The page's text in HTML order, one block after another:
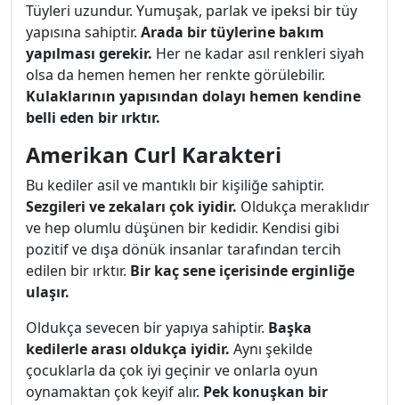
Tüyleri uzundur. Yumuşak, parlak ve ipeksi bir tüy
yapısına sahiptir. Arada bir tüylerine bakım
yapılması gerekir. Her ne kadar asıl renkleri siyah
olsa da hemen hemen her renkte görülebilir.
Kulaklarının yapısından dolayı hemen kendine
belli eden bir ırktır.
Amerikan Curl Karakteri
Bu kediler asil ve mantıklı bir kişiliğe sahiptir.
Sezgileri ve zekaları çok iyidir. Oldukça meraklıdır
ve hep olumlu düşünen bir kedidir. Kendisi gibi
pozitif ve dışa dönük insanlar tarafından tercih
edilen bir ırktır. Bir kaç sene içerisinde erginliğe
ulaşır.
Oldukça sevecen bir yapıya sahiptir. Başka
kedilerle arası oldukça iyidir. Aynı şekilde
çocuklarla da çok iyi geçinir ve onlarla oyun
oynamaktan çok keyif alır. Pek konuşkan bir